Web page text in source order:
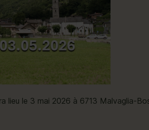
lieu le 3 mai 2026 à 6713 Malvaglia-